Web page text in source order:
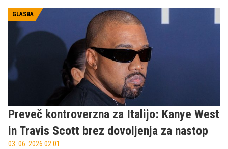
GLASBA
Preveč kontroverzna za Italijo: Kanye West
in Travis Scott brez dovoljenja za nastop
03. 06. 2026 02.01